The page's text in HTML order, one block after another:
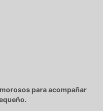
para acompañar